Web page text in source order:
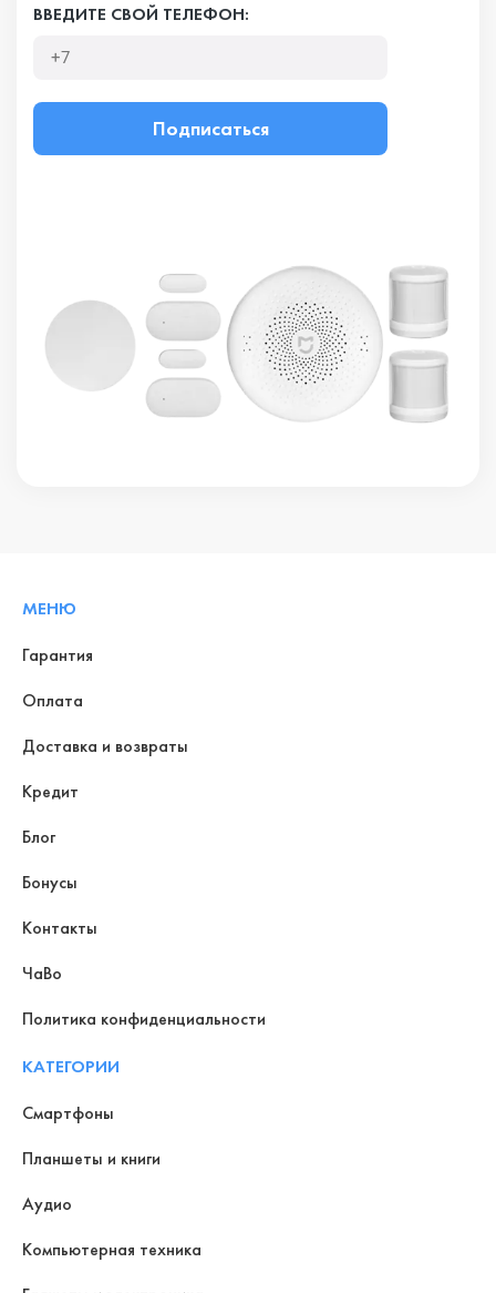
ВВЕДИТЕ СВОЙ ТЕЛЕФОН:
Подписаться
МЕНЮ
Гарантия
Оплата
Доставка и возвраты
Кредит
Блог
Бонусы
Контакты
ЧаВо
Политика конфиденциальности
КАТЕГОРИИ
Смартфоны
Планшеты и книги
Аудио
Компьютерная техника